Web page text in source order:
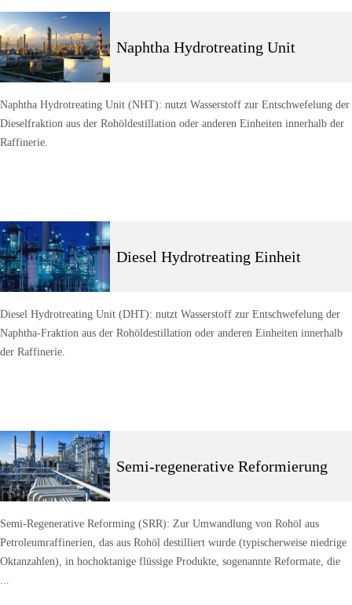
Naphtha Hydrotreating Unit
Naphtha Hydrotreating Unit (NHT): nutzt Wasserstoff zur Entschwefelung der
Dieselfraktion aus der Rohöldestillation oder anderen Einheiten innerhalb der
Raffinerie.
Diesel Hydrotreating Einheit
Diesel Hydrotreating Unit (DHT): nutzt Wasserstoff zur Entschwefelung der
Naphtha-Fraktion aus der Rohöldestillation oder anderen Einheiten innerhalb
der Raffinerie.
Semi-regenerative Reformierung
Semi-Regenerative Reforming (SRR): Zur Umwandlung von Rohöl aus
Petroleumraffinerien, das aus Rohöl destilliert wurde (typischerweise niedrige
Oktanzahlen), in hochoktanige flüssige Produkte, sogenannte Reformate, die
...